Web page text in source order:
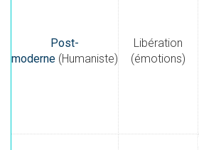
Post-
moderne (Humaniste)
Libération
(émotions)